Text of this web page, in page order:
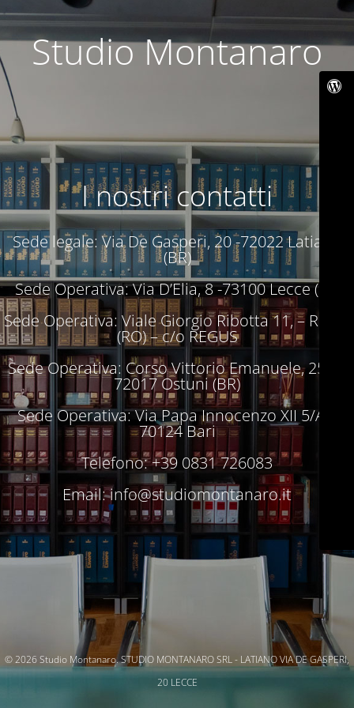
Studio Montanaro
I nostri contatti
Sede legale: Via De Gasperi, 20 -72022 Latiano
(BR)
Sede Operativa: Via D’Elia, 8 -73100 Lecce (LE)
Sede Operativa: Viale Giorgio Ribotta 11, – Roma
(RO) – c/o REGUS
Sede Operativa: Corso Vittorio Emanuele, 250 –
72017 Ostuni (BR)
Sede Operativa: Via Papa Innocenzo XII 5/A –
70124 Bari
Telefono: +39 0831 726083
Email:info@studiomontanaro.it
© 2026 Studio Montanaro. STUDIO MONTANARO SRL - LATIANO VIA DE GASPERI,
20 LECCE